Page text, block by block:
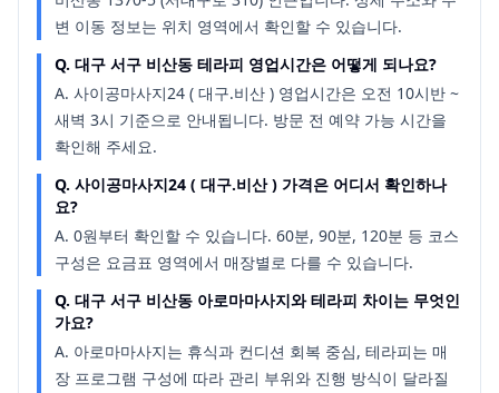
변 이동 정보는 위치 영역에서 확인할 수 있습니다.
Q. 대구 서구 비산동 테라피 영업시간은 어떻게 되나요?
A. 사이공마사지24 ( 대구.비산 ) 영업시간은 오전 10시반 ~
새벽 3시 기준으로 안내됩니다. 방문 전 예약 가능 시간을
확인해 주세요.
Q. 사이공마사지24 ( 대구.비산 ) 가격은 어디서 확인하나
요?
A. 0원부터 확인할 수 있습니다. 60분, 90분, 120분 등 코스
구성은 요금표 영역에서 매장별로 다를 수 있습니다.
Q. 대구 서구 비산동 아로마마사지와 테라피 차이는 무엇인
가요?
A. 아로마마사지는 휴식과 컨디션 회복 중심, 테라피는 매
장 프로그램 구성에 따라 관리 부위와 진행 방식이 달라질